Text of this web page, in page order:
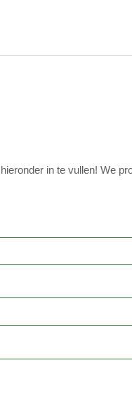
in te vullen! We